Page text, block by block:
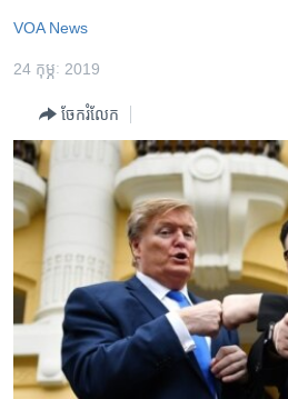
ទំព័រ​
ម្តង
រំលង​
និង​
ចូល​
ទំព័រ​
រចនា
រំលង​
និង​
ហេឡូវីអូអេ
កម្ពុជាច្នៃប្រតិដ្ឋ
ព្រឹត្តិការណ៍ព័ត៌មាន
ទូរទស្សន៍ / វីដេអូ​
វិទ្យុ / ផតខាសថ៍
កម្មវិធីទាំងអស់
Khmer English
VOA News
24 កុម្ភៈ 2019
ចែករំលែក